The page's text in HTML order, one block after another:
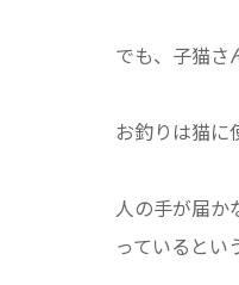
でも、子猫さ
お釣りは猫に
人の手が届か
っているとい